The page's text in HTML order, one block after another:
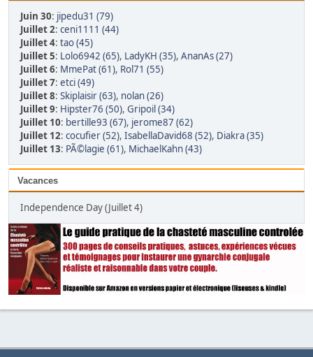
Juin 30: jipedu31 (79)
Juillet 2: ceni1111 (44)
Juillet 4: tao (45)
Juillet 5: Lolo6942 (65), LadyKH (35), AnanAs (27)
Juillet 6: MmePat (61), Rol71 (55)
Juillet 7: etci (49)
Juillet 8: Skiplaisir (63), nolan (26)
Juillet 9: Hipster76 (50), Gripoil (34)
Juillet 10: bertille93 (67), jerome87 (62)
Juillet 12: cocufier (52), IsabellaDavid68 (52), Diakra (35)
Juillet 13: PÃ©lagie (61), MichaelKahn (43)
Vacances
Independence Day (Juillet 4)